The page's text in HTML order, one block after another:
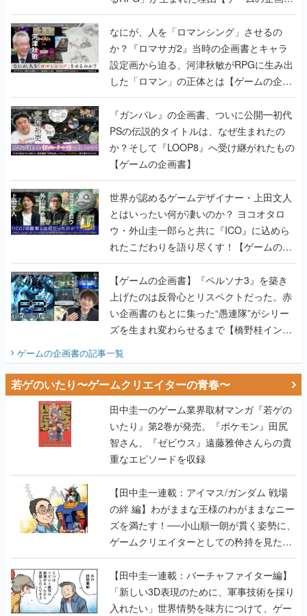
書】
なにが、人を「ロマンシング」させるの
か？『ロマサガ2』当時の企画書とキャラ
設定画から迫る、河津秋敏がRPGに生み出
した「ロマン」の正体とは【ゲームの企画
書】
『ガンパレ』の企画書、ついに公開━初代
PSの伝説的タイトルは、なぜ生まれたの
か？そして『LOOP8』へ受け継がれたもの
【ゲームの企画書】
世界が認めるゲームデザイナー・上田文人
とはいったい何が凄いのか？ ヨコオタロ
ウ・外山圭一郎らと共に『ICO』に込めら
れたこだわりを語り尽くす！【ゲームの企
画書】
【ゲームの企画書】『ペルソナ3』を築き
上げたのは反骨心とリスペクトだった。赤
い企画書のもとに集った“愚連隊”がシリー
ズを生まれ変わらせるまで【橋野桂インタ
ゲームの企画書の記事一覧
若ゲのいたり〜ゲームクリエイターの青春〜
田中圭一のゲーム業界取材マンガ『若ゲの
いたり』第2巻が発売。『ポケモン』田尻
智さん、『ゼビウス』遠藤雅伸さんらの貴
重なエピソードを収録
【田中圭一連載：アイマス/ガンダム 戦場
の絆 編】わがままな王様のわがままなニー
ズを満たす！──小山順一朗が貫く姿勢に、
ゲームクリエイターとしての矜持を見た
【若ゲのいたり最終回】
【田中圭一連載：バーチャファイター編】
「新しい3D表現のために、軍事技術を採り
入れたい」世界情勢を味方につけて、ゲー